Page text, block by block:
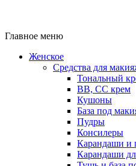
Главное меню
Женское
Средства для
Тональный
BB, CC крем
Кушоны
База под
Пудры
Консилеры
Карандаши и
Карандаши